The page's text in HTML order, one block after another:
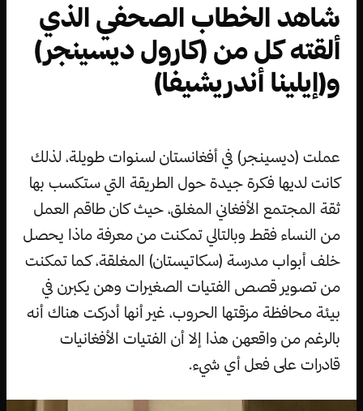
شاهد الخطاب الصحفي الذي
ألقته كل من (كارول ديسينجر)
و(إيلينا أندريشيفا)
عملت (ديسينجر) في أفغانستان لسنوات طويلة، لذلك
كانت لديها فكرة جيدة حول الطريقة التي ستكسب بها
ثقة المجتمع الأفغاني المغلق، حيث كان طاقم العمل
من النساء فقط وبالتالي تمكنت من معرفة ماذا يحصل
خلف أبواب مدرسة (سكاتيستان) المغلقة، كما تمكنت
من تصوير قصص الفتيات الصغيرات وهن يكبرن في
بيئة محافظة مزقتها الحروب، غير أنها أدركت هناك أنه
بالرغم من واقعهن هذا إلا أن الفتيات الأفغانيات
قادرات على فعل أي شيء.